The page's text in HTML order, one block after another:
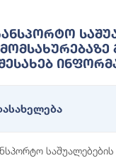
საშუალებების